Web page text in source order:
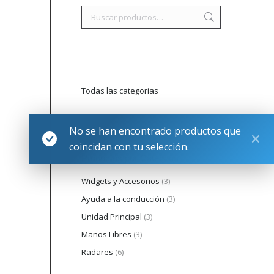
No se han encontrado productos que
coincidan con tu selección.
Todas las categorias
Widgets y Accesorios (3)
Ayuda a la conducción (3)
Unidad Principal (3)
Manos Libres (3)
Radares (6)